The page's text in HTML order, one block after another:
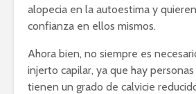
alopecia en la autoestima y
confianza en ellos mismos.
Ahora bien, no siempre es
injerto capilar, ya que hay
tienen un grado de calvicie